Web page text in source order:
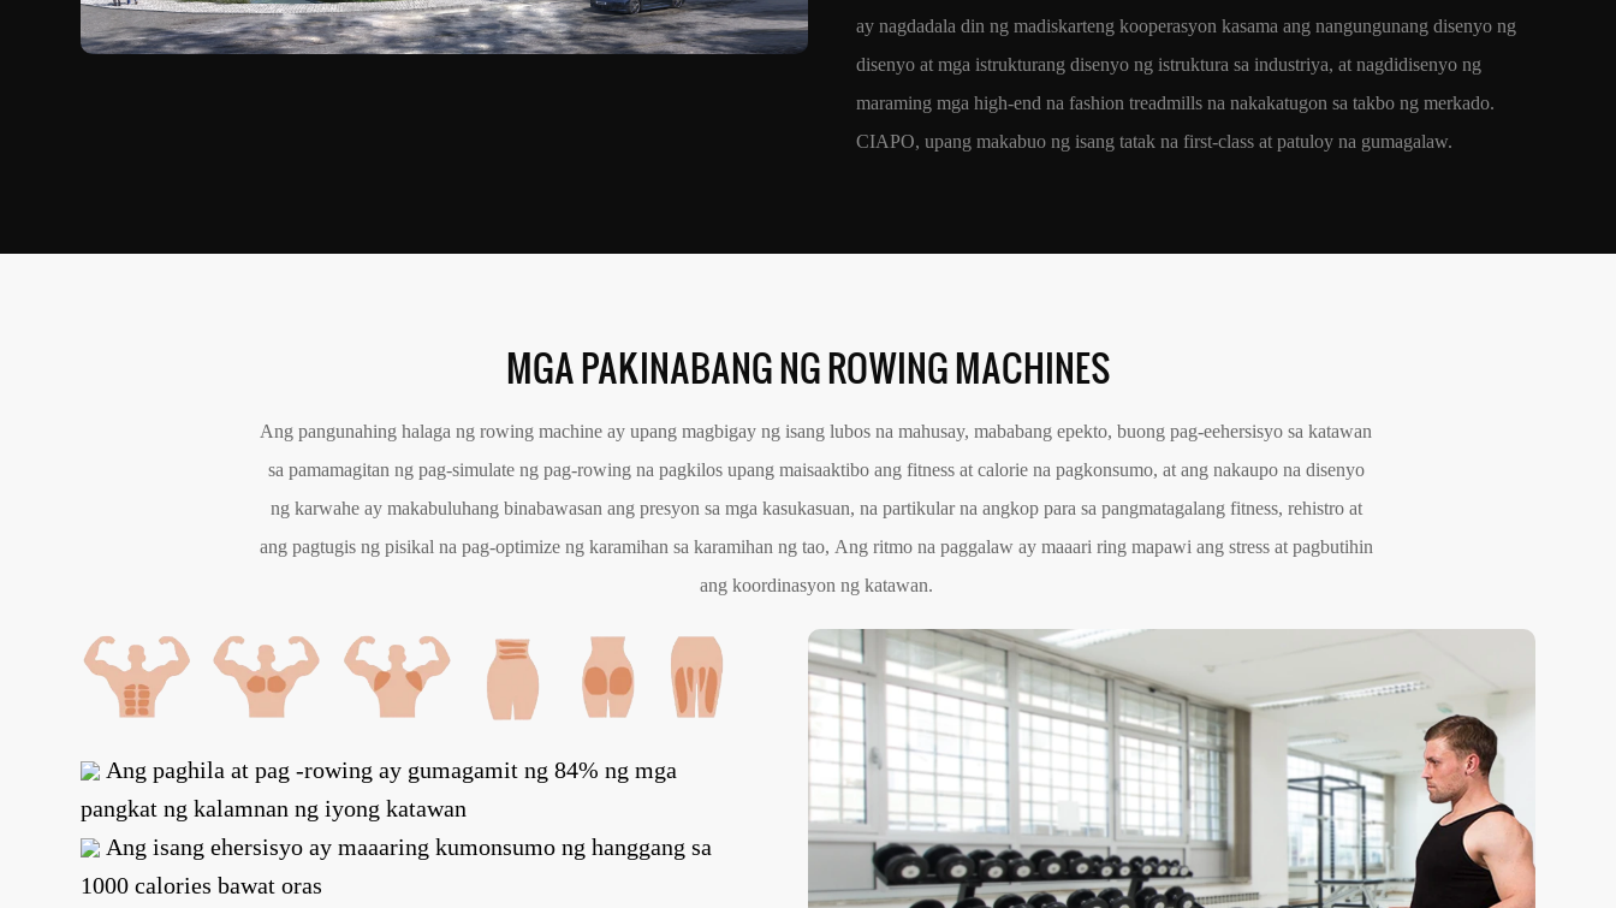
ay nagdadala din ng madiskarteng kooperasyon kasama ang nangungunang disenyo ng
disenyo at mga istrukturang disenyo ng istruktura sa industriya, at nagdidisenyo ng
maraming mga high-end na fashion treadmills na nakakatugon sa takbo ng merkado.
CIAPO, upang makabuo ng isang tatak na first-class at patuloy na gumagalaw.
MGA PAKINABANG NG ROWING MACHINES
Ang pangunahing halaga ng rowing machine ay upang magbigay ng isang lubos na mahusay, mababang epekto, buong pag-eehersisyo sa katawan
sa pamamagitan ng pag-simulate ng pag-rowing na pagkilos upang maisaaktibo ang fitness at calorie na pagkonsumo, at ang nakaupo na disenyo
ng karwahe ay makabuluhang binabawasan ang presyon sa mga kasukasuan, na partikular na angkop para sa pangmatagalang fitness, rehistro at
ang pagtugis ng pisikal na pag-optimize ng karamihan sa karamihan ng tao, Ang ritmo na paggalaw ay maaari ring mapawi ang stress at pagbutihin
ang koordinasyon ng katawan.
Ang paghila at pag -rowing ay gumagamit ng 84% ng mga
pangkat ng kalamnan ng iyong katawan
Ang isang ehersisyo ay maaaring kumonsumo ng hanggang sa
1000 calories bawat oras